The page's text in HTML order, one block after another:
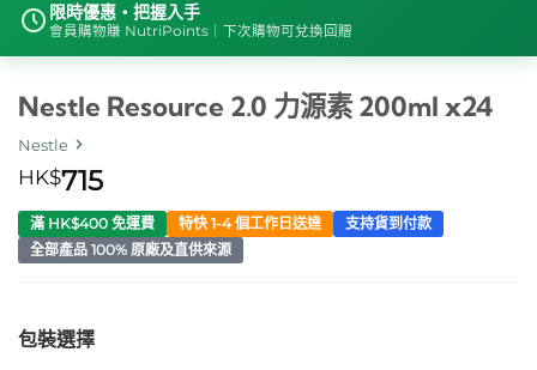
限時優惠・把握入手
會員購物賺 NutriPoints｜下次購物可兌換回贈
Nestle Resource 2.0 力源素 200ml x24
Nestle
HK$715
滿 HK$400 免運費 特快 1-4 個工作日送達
支持貨到付款
全部產品 100% 原廠及直供來源
包裝選擇